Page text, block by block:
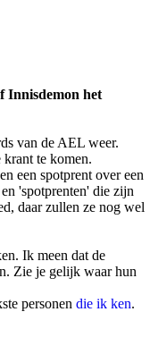
Innisdemon het
van de AEL weer.
te komen.
een spotprent over een
'spotprenten' die zijn
daar zullen ze nog wel
Ik meen dat de
Zie je gelijk waar hun
personen die ik ken.